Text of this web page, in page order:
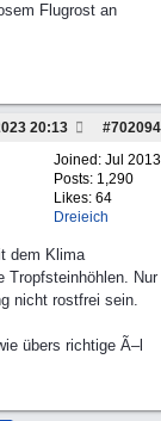
Flugrost an
#702094
20:13
Joined: Jul 2013
Posts: 1,290
Likes: 64
Dreieich
dem Klima
Tropfsteinhöhlen. Nur
nicht rostfrei sein.
übers richtige Ã–l